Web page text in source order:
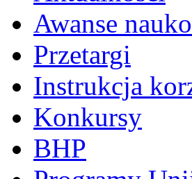
Awanse
Przetargi
Instrukcja
Konkursy
BHP